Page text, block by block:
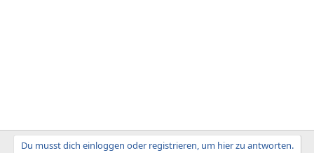
Du musst dich einloggen oder registrieren, um hier zu antworten.